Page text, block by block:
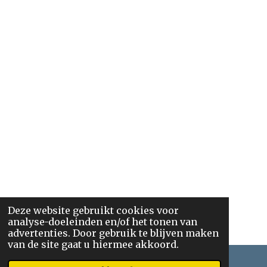
Deze website gebruikt cookies voor
analyse-doeleinden en/of het tonen van
advertenties. Door gebruik te blijven maken
van de site gaat u hiermee akkoord.